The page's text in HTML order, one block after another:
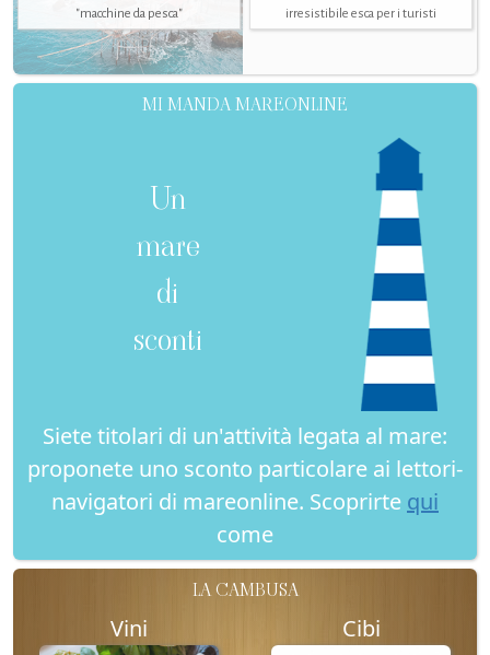
"macchine da pesca"
irresistibile esca per i turisti
MI MANDA MAREONLINE
Un
mare
di
sconti
Siete titolari di un'attività legata al mare:
proponete uno sconto particolare ai lettori-
navigatori di mareonline. Scoprirte qui
come
LA CAMBUSA
Vini Cibi